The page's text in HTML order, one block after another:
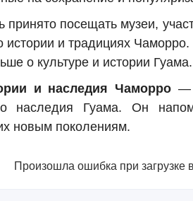
принято посещать музеи,
истории и традициях
о культуре и истории Гуама.
и наследия Чаморро—
наследия Гуама. Он
новым поколениям.
Произошла ошибка при загрузке